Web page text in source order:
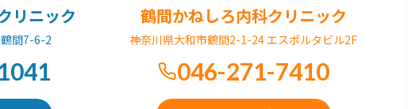
リニック
間7-6-2
鶴間かねしろ内科クリニック
神奈川県大和市鶴間2-1-24 エスポルタビル2F
046-271-7410